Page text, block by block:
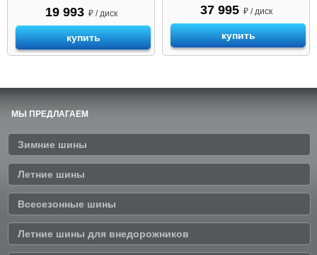
19 993 ₽ / диск
купить
37 995 ₽ / диск
купить
МЫ ПРЕДЛАГАЕМ
Зимние шины
Летние шины
Всесезонные шины
Летние шины для внедорожников